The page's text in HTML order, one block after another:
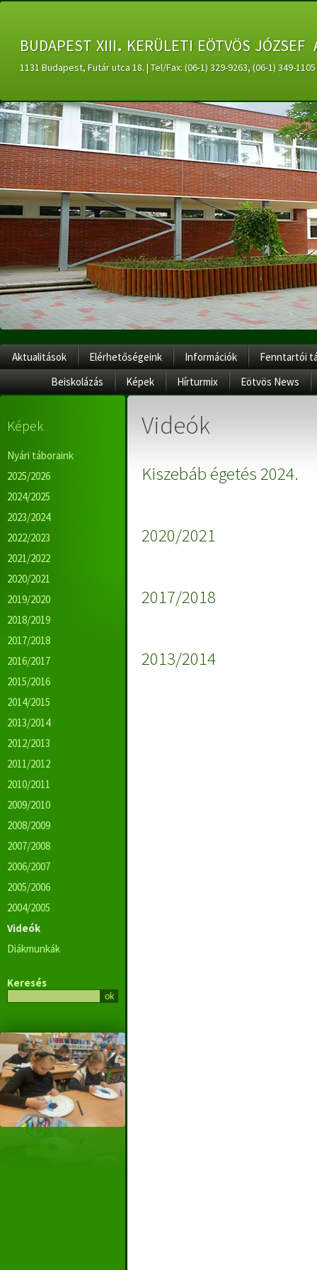
budapest xiii. kerületi eötvös
1131 Budapest, Futár utca 18. | Tel/Fax: (06-1) 329-9263, (06-1) 349-
Aktualitások Elérhetőségeink Információk
Fenntartói
Beiskolázás
Képek Hírturmix Eötvös News
Képek
Nyári táboraink
2025/2026
2024/2025
2023/2024
2022/2023
2021/2022
2020/2021
2019/2020
2018/2019
2017/2018
2016/2017
2015/2016
2014/2015
2013/2014
2012/2013
2011/2012
2010/2011
2009/2010
2008/2009
2007/2008
2006/2007
2005/2006
2004/2005
Videók
Diákmunkák
Keresés
Videók
Kiszebáb égetés 2024.
2020/2021
2017/2018
2013/2014